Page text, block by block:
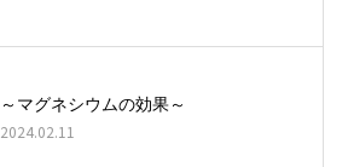
～マグネシウムの効果～
2024.02.11